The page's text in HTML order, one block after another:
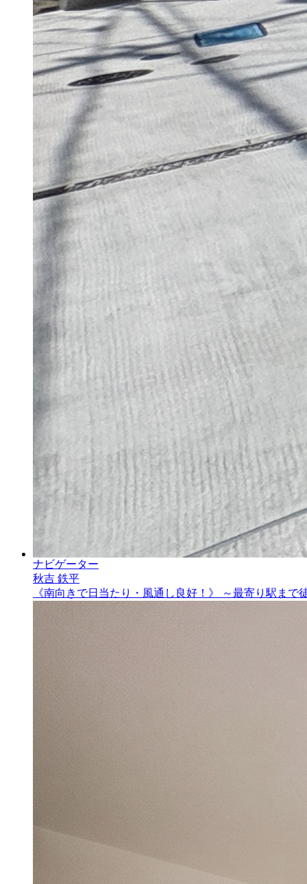
ナビゲーター
秋吉 鉄平
《南向きで日当たり・風通し良好！》 ～最寄り駅ま